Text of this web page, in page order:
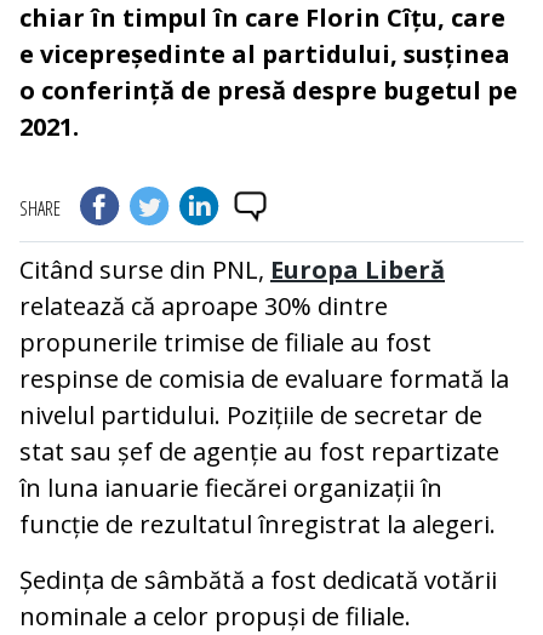
chiar în timpul în care Florin Cîțu, care
e vicepreședinte al partidului, susținea
o conferință de presă despre bugetul pe
2021.
SHARE
Citând surse din PNL, Europa Liberă
relatează că aproape 30% dintre
propunerile trimise de filiale au fost
respinse de comisia de evaluare formată la
nivelul partidului. Pozițiile de secretar de
stat sau șef de agenție au fost repartizate
în luna ianuarie fiecărei organizații în
funcție de rezultatul înregistrat la alegeri.
Ședința de sâmbătă a fost dedicată votării
nominale a celor propuși de filiale.